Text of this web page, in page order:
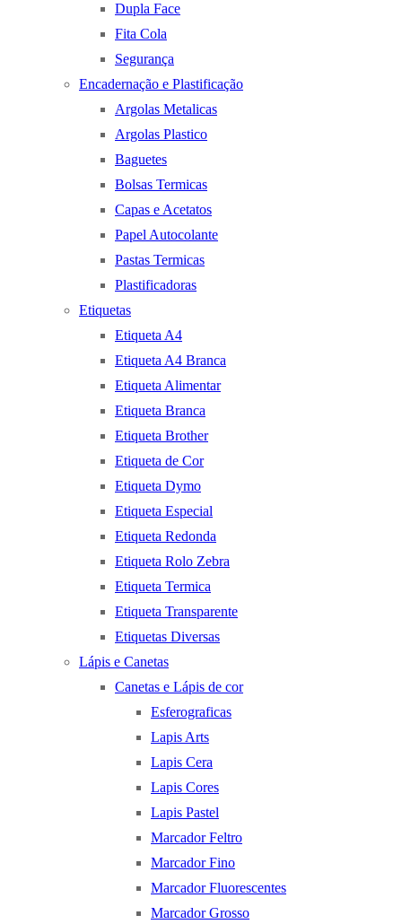
Dupla Face
Fita Cola
Segurança
Encadernação e Plastificação
Argolas Metalicas
Argolas Plastico
Baguetes
Bolsas Termicas
Capas e Acetatos
Papel Autocolante
Pastas Termicas
Plastificadoras
Etiquetas
Etiqueta A4
Etiqueta A4 Branca
Etiqueta Alimentar
Etiqueta Branca
Etiqueta Brother
Etiqueta de Cor
Etiqueta Dymo
Etiqueta Especial
Etiqueta Redonda
Etiqueta Rolo Zebra
Etiqueta Termica
Etiqueta Transparente
Etiquetas Diversas
Lápis e Canetas
Canetas e Lápis de cor
Esferograficas
Lapis Arts
Lapis Cera
Lapis Cores
Lapis Pastel
Marcador Feltro
Marcador Fino
Marcador Fluorescentes
Marcador Grosso